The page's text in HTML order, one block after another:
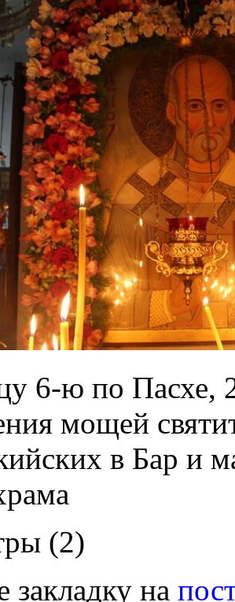
6-ю по Пасхе,
мощей
в Бар и
(2)
закладку на